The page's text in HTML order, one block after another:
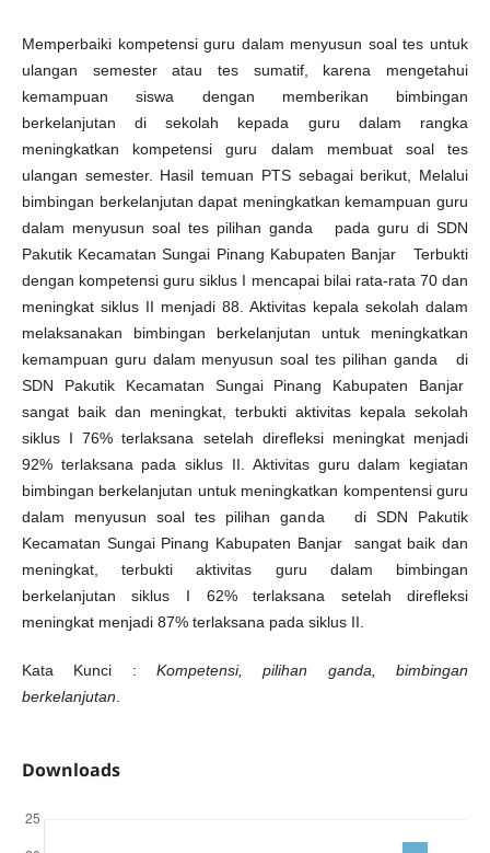
Memperbaiki kompetensi guru dalam menyusun soal tes untuk
ulangan semester atau tes sumatif, karena mengetahui
kemampuan siswa dengan memberikan bimbingan
berkelanjutan di sekolah kepada guru dalam rangka
meningkatkan kompetensi guru dalam membuat soal tes
ulangan semester. Hasil temuan PTS sebagai berikut, Melalui
bimbingan berkelanjutan dapat meningkatkan kemampuan guru
dalam menyusun soal tes pilihan ganda pada guru di SDN
Pakutik Kecamatan Sungai Pinang Kabupaten Banjar Terbukti
dengan kompetensi guru siklus I mencapai bilai rata-rata 70 dan
meningkat siklus II menjadi 88. Aktivitas kepala sekolah dalam
melaksanakan bimbingan berkelanjutan untuk meningkatkan
kemampuan guru dalam menyusun soal tes pilihan ganda di
SDN Pakutik Kecamatan Sungai Pinang Kabupaten Banjar
sangat baik dan meningkat, terbukti aktivitas kepala sekolah
siklus I 76% terlaksana setelah direfleksi meningkat menjadi
92% terlaksana pada siklus II. Aktivitas guru dalam kegiatan
bimbingan berkelanjutan untuk meningkatkan kompentensi guru
dalam menyusun soal tes pilihan ganda di SDN Pakutik
Kecamatan Sungai Pinang Kabupaten Banjar sangat baik dan
meningkat, terbukti aktivitas guru dalam bimbingan
berkelanjutan siklus I 62% terlaksana setelah direfleksi
meningkat menjadi 87% terlaksana pada siklus II.
Kata Kunci : Kompetensi, pilihan ganda, bimbingan
berkelanjutan
Downloads